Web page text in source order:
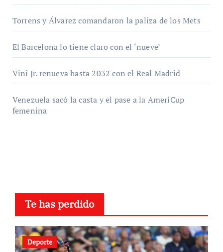
Torrens y Álvarez comandaron la paliza de los Mets
El Barcelona lo tiene claro con el ‘nueve’
Vini Jr. renueva hasta 2032 con el Real Madrid
Venezuela sacó la casta y el pase a la AmeriCup
femenina
Te has perdido
Deporte